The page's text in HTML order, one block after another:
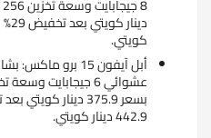
كويتي.
442.9 دينار كويتي.